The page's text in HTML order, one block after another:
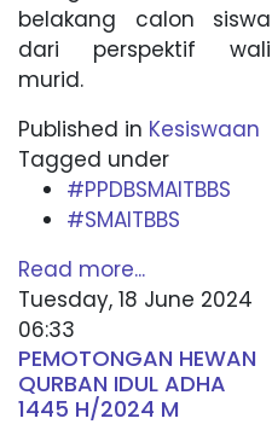
belakang calon siswa
dari perspektif wali
murid.
Published in Kesiswaan
Tagged under
#PPDBSMAITBBS
#SMAITBBS
Read more...
Tuesday, 18 June 2024
06:33
PEMOTONGAN HEWAN
QURBAN IDUL ADHA
1445 H/2024 M